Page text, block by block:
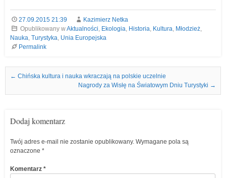
27.09.2015 21:39
Kazimierz Netka
Opublikowany wAktualności, Ekologia, Historia, Kultura, Młodzież,
Nauka, Turystyka, Unia Europejska
Permalink
Nawigacja we wpisach
← Chińska kultura i nauka wkraczają na polskie uczelnie
Nagrody za Wisłę na Światowym Dniu Turystyki →
Dodaj komentarz
Twój adres e-mail nie zostanie opublikowany. Wymagane pola są
oznaczone *
Komentarz *